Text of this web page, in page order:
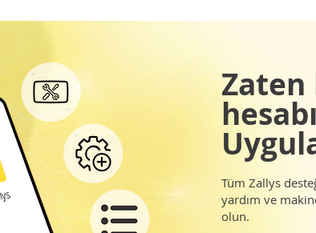
Zaten
Tüm Zallys
yardım ve
olun.